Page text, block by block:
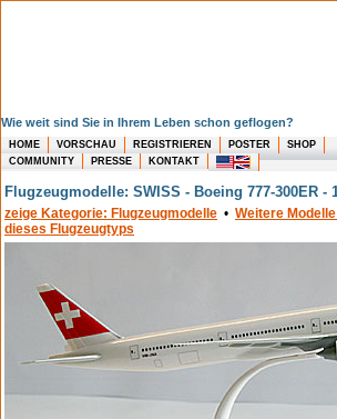
Wie weit sind Sie in Ihrem Leben schon geflogen?
HOME VORSCHAU REGISTRIEREN POSTER
SHOP
COMMUNITY
PRESSE KONTAKT
Flugzeugmodelle: SWISS - Boeing 777-300ER -
zeige Kategorie: Flugzeugmodelle • Weitere
dieses Flugzeugtyps